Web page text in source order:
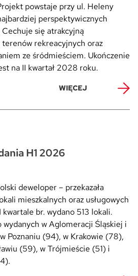
powstaje przy ul. Heleny
perspektywicznych
się atrakcyjną
rekreacyjnych oraz
ze śródmieściem. Ukończenie
na II kwartał 2028 roku.
WIĘCEJ
H1 2026
deweloper – przekazała
mieszkalnych oraz usługowych
br. wydano 513 lokali.
wydanych w Aglomeracji Śląskiej i
Poznaniu (94), w Krakowie (78),
(59), w Trójmieście (51) i